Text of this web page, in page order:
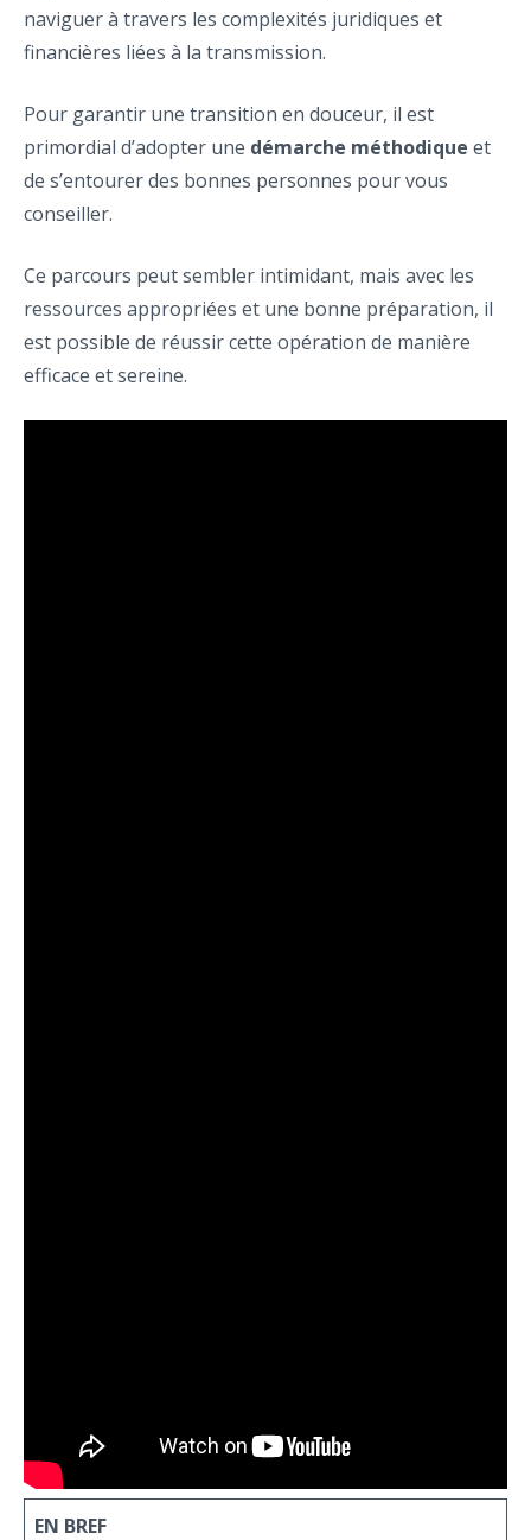
naviguer à travers les complexités juridiques et
financières liées à la transmission.
Pour garantir une transition en douceur, il est
primordial d’adopter une démarche méthodique et
de s’entourer des bonnes personnes pour vous
conseiller.
Ce parcours peut sembler intimidant, mais avec les
ressources appropriées et une bonne préparation, il
est possible de réussir cette opération de manière
efficace et sereine.
EN BREF